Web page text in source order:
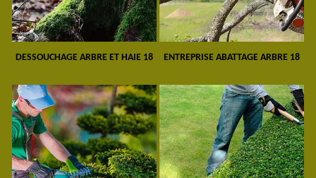
DESSOUCHAGE ARBRE ET HAIE 18 ENTREPRISE ABATTAGE ARBRE 18